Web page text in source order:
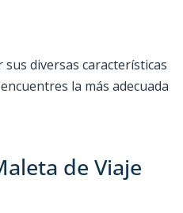
diversas características
la más adecuada
de Viaje